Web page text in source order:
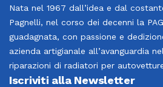
Nata nel 1967 dall’idea e dal
Pagnelli, nel corso dei decenni la
guadagnata, con passione e
azienda artigianale all’avanguardia
riparazioni di radiatori per
Iscriviti alla Newsletter